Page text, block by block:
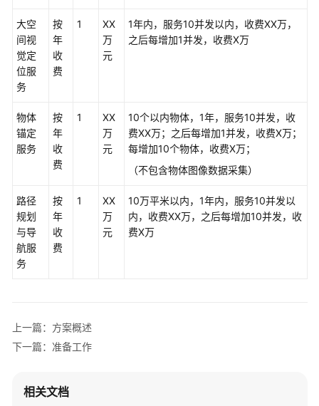
图
片
审
核
证
核
身
方
案
语
服
中
心
音
质
大空
间视
觉定
位服
务
按
年
收
费
1
XX
万
元
1年内，服务10并发以内，收费XX万，
之后每增加1并发，收费X万
物体
锚定
服务
按
年
收
费
1
XX
万
元
10个以内物体，1年，服务10并发，收
费XX万；之后每增加1并发，收费X万；
每增加10个物体，收费X万；
（不包含物体图像数据采集）
路径
规划
与导
航服
务
按
年
收
费
1
XX
万
元
10万平米以内，1年内，服务10并发以
内，收费XX万，之后每增加10并发，收
费X万
上一篇：方案概述
下一篇：准备工作
相关文档